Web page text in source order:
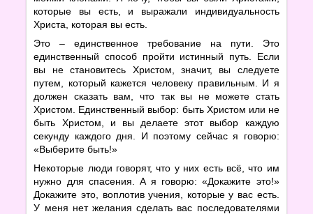
которые вы есть, и выражали индивидуальность
Христа, которая вы есть.
Это – единственное требование на пути. Это
единственный способ пройти истинный путь. Если
вы не становитесь Христом, значит, вы следуете
путем, который кажется человеку правильным. И я
должен сказать вам, что так вы не можете стать
Христом. Единственный выбор: быть Христом или не
быть Христом, и вы делаете этот выбор каждую
секунду каждого дня. И поэтому сейчас я говорю:
«Выберите быть!»
Некоторые люди говорят, что у них есть всё, что им
нужно для спасения. А я говорю: «Докажите это!»
Докажите это, воплотив учения, которые у вас есть.
У меня нет желания сделать вас последователями